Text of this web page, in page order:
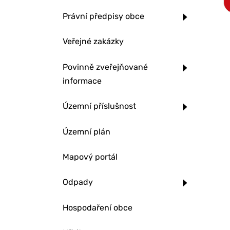
Právní předpisy obce
Veřejné zakázky
Povinně zveřejňované
informace
Územní příslušnost
Územní plán
Mapový portál
Odpady
Hospodaření obce